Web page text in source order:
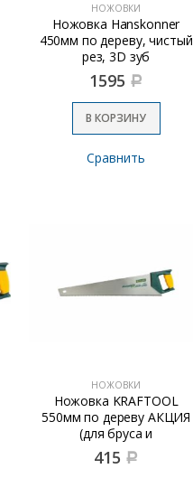
НОЖОВКИ
Ножовка Hanskonner
450мм по дереву, чистый
рез, 3D зуб
1595 Р
В КОРЗИНУ
Сравнить
НОЖОВКИ
Ножовка KRAFTOOL
550мм по дереву АКЦИЯ
(для бруса и
кр.стр.материалов)
415 Р